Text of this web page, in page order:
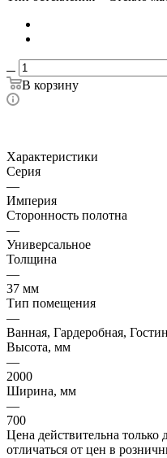
В корзину
Характеристики
Серия
—
Империя
Сторонность полотна
—
Универсальное
Толщина
—
37 мм
Тип помещения
—
Ванная, Гардеробная,
Высота, мм
—
2000
Ширина, мм
—
700
Цена действительна только
отличаться от цен в